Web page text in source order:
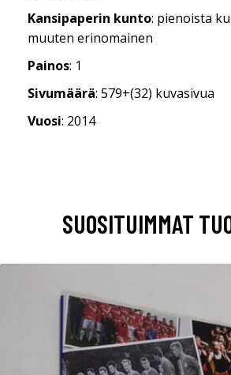
Kansipaperin kunto: pienoista
muuten erinomainen
Painos: 1
Sivumäärä: 579+(32) kuvasivua
Vuosi: 2014
SUOSITUIMMAT